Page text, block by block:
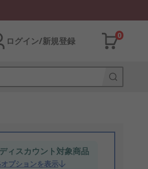
ログイン/新規登録
0
ィスカウント対象商品
プションを表示